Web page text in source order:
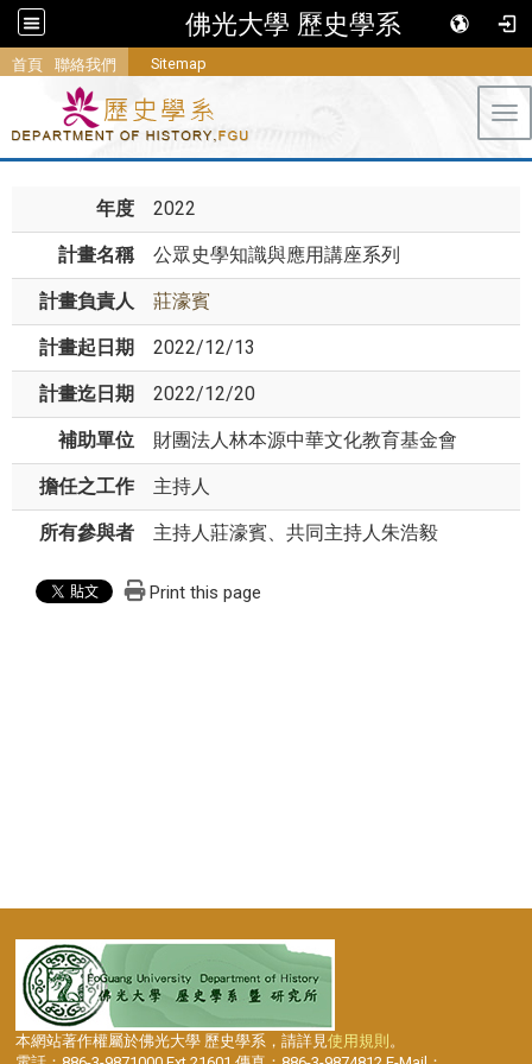
佛光大學 歷史學系
首頁 聯絡我們 Sitemap
年度 2022
計畫名稱 公眾史學知識與應用講座系列
計畫負責人 莊濠賓
計畫起日期 2022/12/13
計畫迄日期 2022/12/20
補助單位 財團法人林本源中華文化教育基金會
擔任之工作 主持人
所有參與者 主持人莊濠賓、共同主持人朱浩毅
Print this page
本網站著作權屬於佛光大學 歷史學系，請詳見 使用規則 。